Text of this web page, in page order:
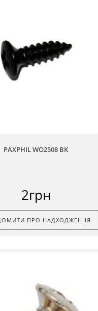
PAXPHIL WO2508 BK
2грн
ПРО НАДХОДЖЕННЯ